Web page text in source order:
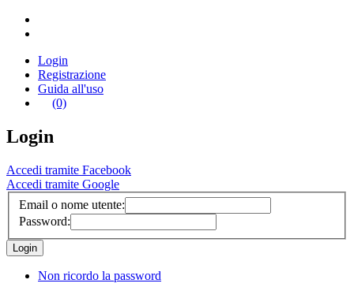
Login
Registrazione
Guida all'uso
(0)
Login
Accedi tramite Facebook
Accedi tramite Google
Email o nome utente:
Password:
Non ricordo la password